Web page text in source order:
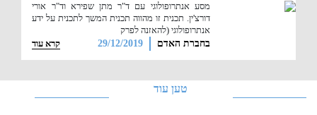
מסע אנתרופולוגי עם ד"ר מתן שפירא וד"ר אורי
דורצ'ין. תכנית זו מהווה תכנית המשך לתכנית על ידע
אנתרופולוגי (להאזנה לפרק
בחברת האדם 29/12/2019 קרא עוד
טען עוד